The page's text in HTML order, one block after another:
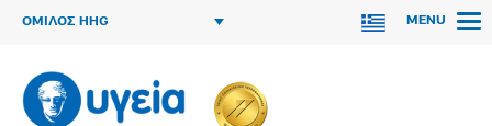
ΟΜΙΛΟΣ HHG MENU